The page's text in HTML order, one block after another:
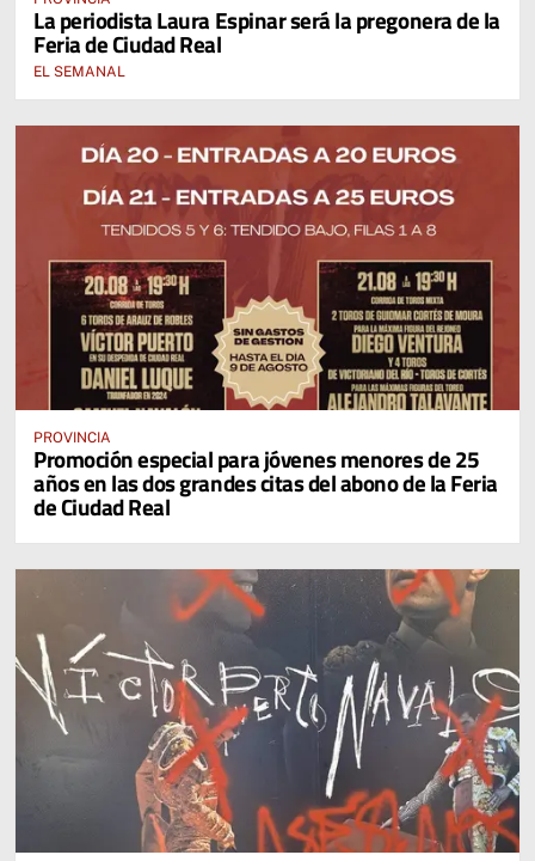
La periodista Laura Espinar será la pregonera de la
Feria de Ciudad Real
EL SEMANAL
PROVINCIA
Promoción especial para jóvenes menores de 25
años en las dos grandes citas del abono de la Feria
de Ciudad Real